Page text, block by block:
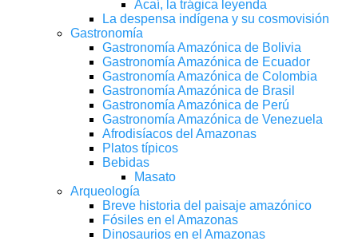
Acaí, la trágica leyenda
La despensa indígena y su cosmovisión
Gastronomía
Gastronomía Amazónica de Bolivia
Gastronomía Amazónica de Ecuador
Gastronomía Amazónica de Colombia
Gastronomía Amazónica de Brasil
Gastronomía Amazónica de Perú
Gastronomía Amazónica de Venezuela
Afrodisíacos del Amazonas
Platos típicos
Bebidas
Masato
Arqueología
Breve historia del paisaje amazónico
Fósiles en el Amazonas
Dinosaurios en el Amazonas